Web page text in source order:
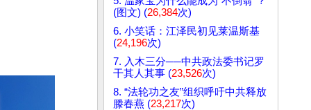
(图文) (26,384次)
6. 小笑话：江泽民初见莱温斯基
(24,196次)
7. 入木三分──中共政法委书记罗
干其人其事 (23,526次)
8. “法轮功之友”组织呼吁中共释放
滕春燕 (23,217次)